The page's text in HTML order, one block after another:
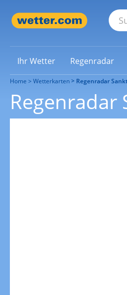
Ihr Wetter Regenradar
Home Wetterkarten Regenradar
Regenradar